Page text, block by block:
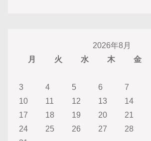
2026年8月
月
火 水 木 金
3
4 5 6 7
10
11 12 13 14
17
18 19 20 21
24
25 26 27 28